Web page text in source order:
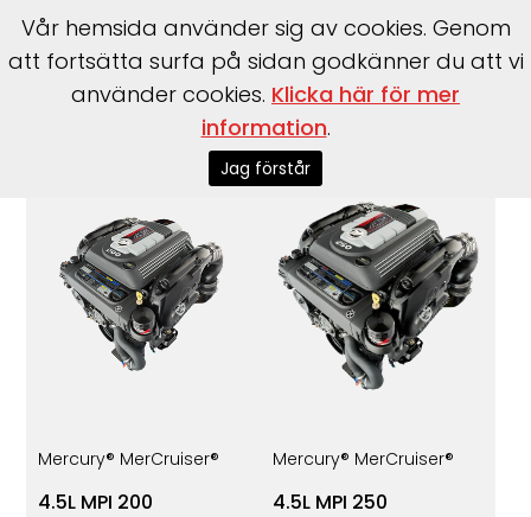
Inombordare >
Mercury® MerCruiser®
4.5L MPI 200
Mercury® MerCruiser®
4.5L MPI 250
Vår hemsida använder sig av cookies. Genom
att fortsätta surfa på sidan godkänner du att vi
använder cookies. Klicka här för mer
information.
Jag förstår